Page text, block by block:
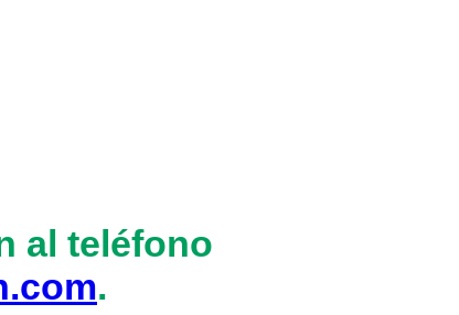
al teléfono
.